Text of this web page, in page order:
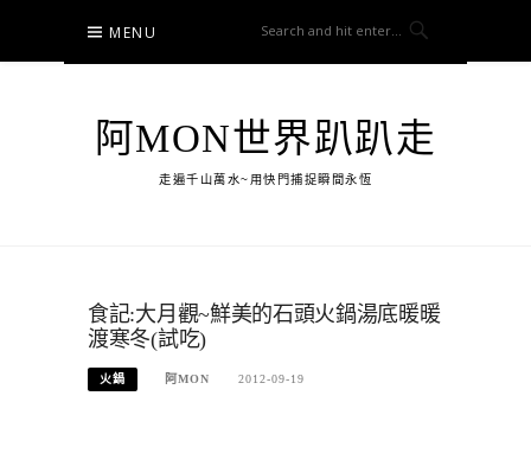
content
MENU
阿MON世界趴趴走
走遍千山萬水~用快門捕捉瞬間永恆
食記:大月觀~鮮美的石頭火鍋湯底暖暖
渡寒冬(試吃)
火鍋 阿MON 2012-09-19